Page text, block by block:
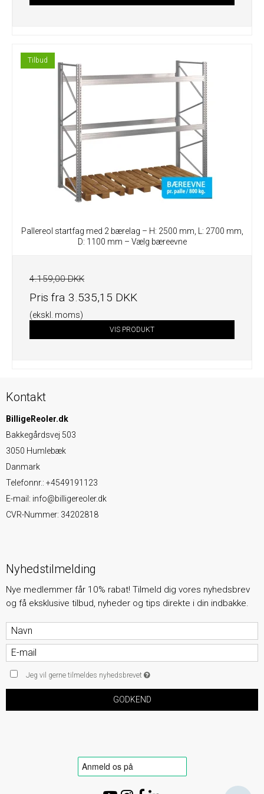
Tilbud
Pallereol startfag med 2 bærelag – H: 2500 mm, L: 2700 mm,
D: 1100 mm – Vælg bæreevne
4.159,00 DKK
Pris fra 3.535,15 DKK
(ekskl. moms)
VIS PRODUKT
Kontakt
BilligeReoler.dk
Bakkegårdsvej 503
3050 Humlebæk
Danmark
Telefonnr.: +4549191123
E-mail : info@billigereoler.dk
CVR-Nummer: 34202818
Nyhedstilmelding
Nye medlemmer får 10% rabat! Tilmeld dig vores nyhedsbrev
og få eksklusive tilbud, nyheder og tips direkte i din indbakke.
Jeg vil gerne tilmeldes nyhedsbrevet
GODKEND